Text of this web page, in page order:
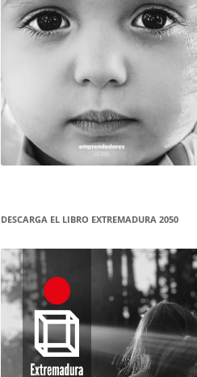
DESCARGA EL LIBRO EXTREMADURA 2050